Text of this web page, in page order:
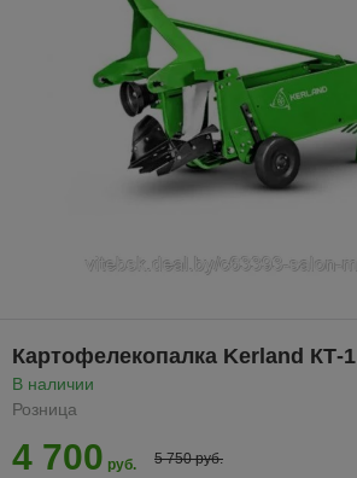
Картофелекопалка Kerland КТ-1
В наличии
Розница
4 700 руб. 5 750 руб.